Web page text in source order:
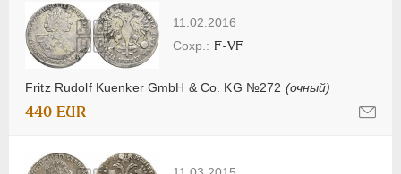
11.02.2016
Fritz Rudolf Kuenker GmbH & Co. KG №272 (очный)
F-VF
440 EUR